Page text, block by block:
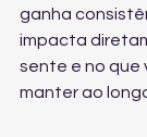
ganha
impacta
sente e no que
manter ao